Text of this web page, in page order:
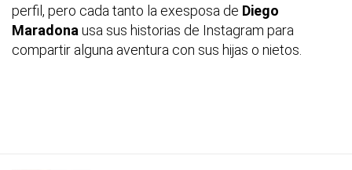
perfil, pero cada tanto la exesposa de Diego
Maradona usa sus historias de Instagram para
compartir alguna aventura con sus hijas o nietos.